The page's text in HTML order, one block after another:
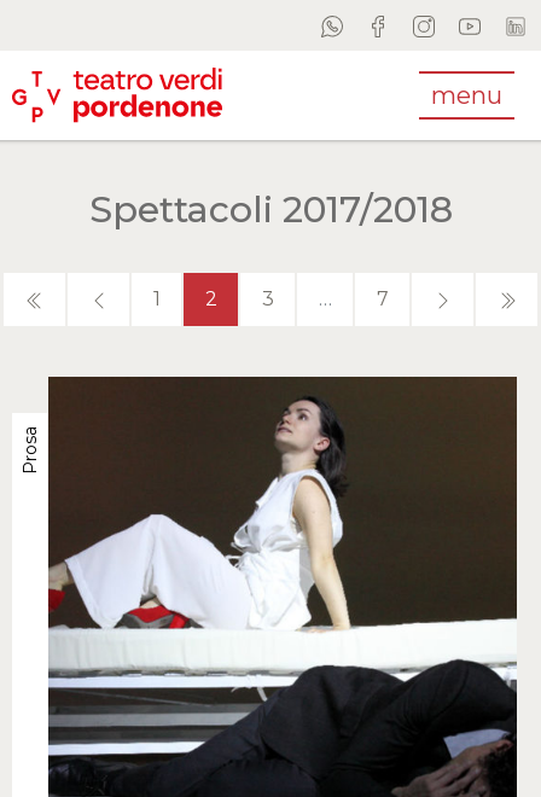
menu
Spettacoli 2017/2018
1 2 3 … 7
Prosa